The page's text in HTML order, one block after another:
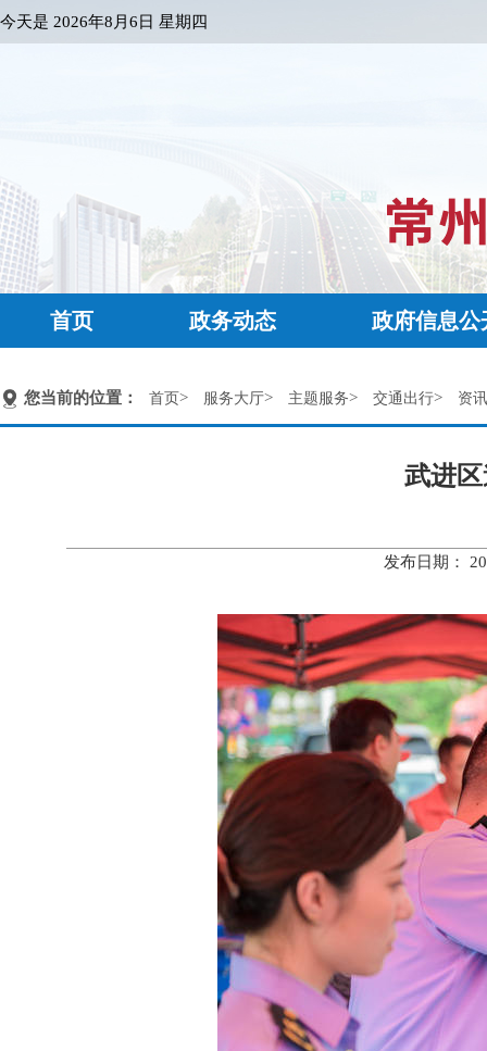
今天是 2026年8月6日 星期四
首页 政务动态 政府信息公
您当前的位置： 首页> 服务大厅> 主题服务> 交通出行> 资
武进
发布日期：